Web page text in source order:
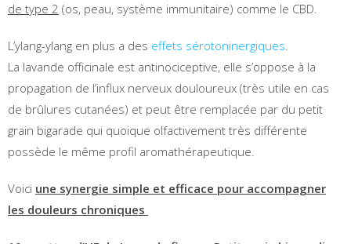
de type 2 (os, peau, système immunitaire) comme le CBD.
L’ylang-ylang en plus a des effets sérotoninergiques.
La lavande officinale est antinociceptive, elle s’oppose à la
propagation de l’influx nerveux douloureux (très utile en cas
de brûlures cutanées) et peut être remplacée par du petit
grain bigarade qui quoique olfactivement très différente
possède le même profil aromathérapeutique.
Voici une synergie simple et efficace pour accompagner
les douleurs chroniques